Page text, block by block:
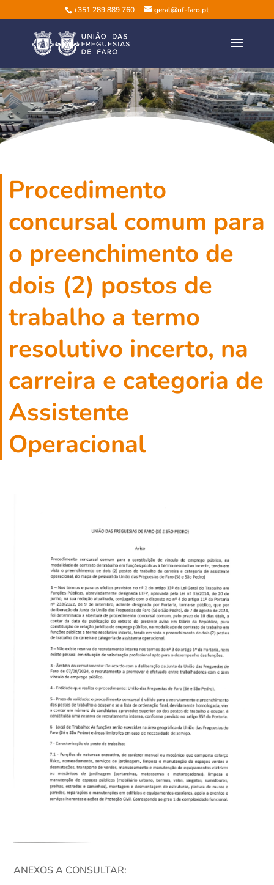
+351 289 889 760 geral@uf-faro.pt
Procedimento
concursal comum para
o preenchimento de
dois (2) postos de
trabalho a termo
resolutivo incerto, na
carreira e categoria de
Assistente
Operacional
ANEXOS A CONSULTAR: